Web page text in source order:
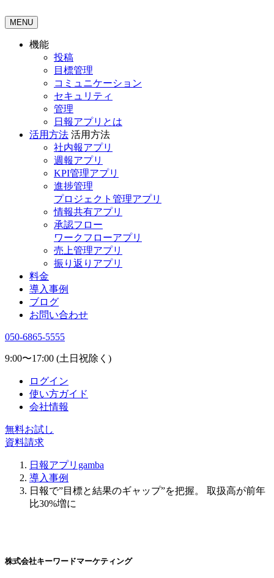
MENU
機能
投稿
目標管理
コミュニケーション
セキュリティ
管理
日報アプリとは
活用方法 活用方法
社内報アプリ
週報アプリ
KPI管理アプリ
進捗管理
プロジェクト管理アプリ
情報共有アプリ
承認フロー
ワークフローアプリ
売上管理アプリ
振り返りアプリ
料金
導入事例
ブログ
お問い合わせ
050-6865-5555
9:00〜17:00 (土日祝除く)
ログイン
使い方ガイド
会社情報
無料お試し
資料請求
日報アプリgamba
導入事例
日報で”目標と結果のギャップ”を把握。 取扱高が前年
比30%増に
株式会社キーワードマーケティング